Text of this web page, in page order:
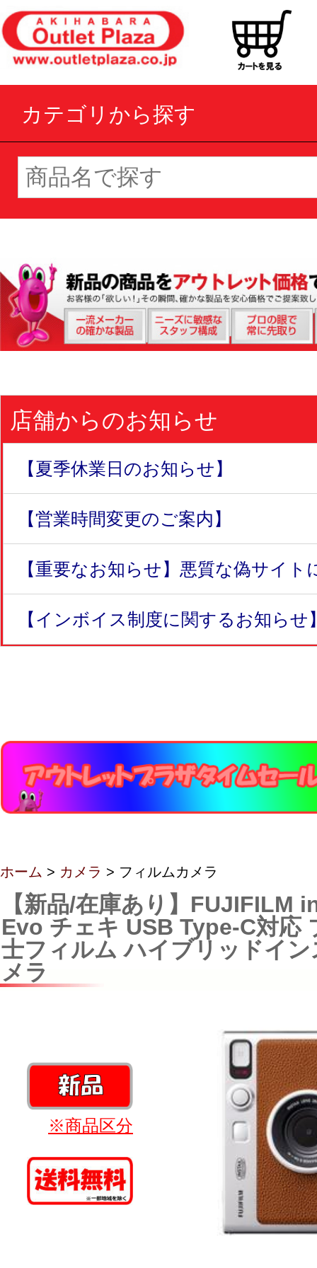
カテゴリから探す
店舗からのお知らせ
【夏季休業日のお知らせ】
【営業時間変更のご案内】
【重要なお知らせ】悪質な偽サイト
【インボイス制度に関するお知らせ
ホーム > カメラ > フィルムカメラ
【新品/在庫あり】FUJIFILM
Evo チェキ USB Type-C対応
士フィルム ハイブリッドイ
メラ
※商品区分